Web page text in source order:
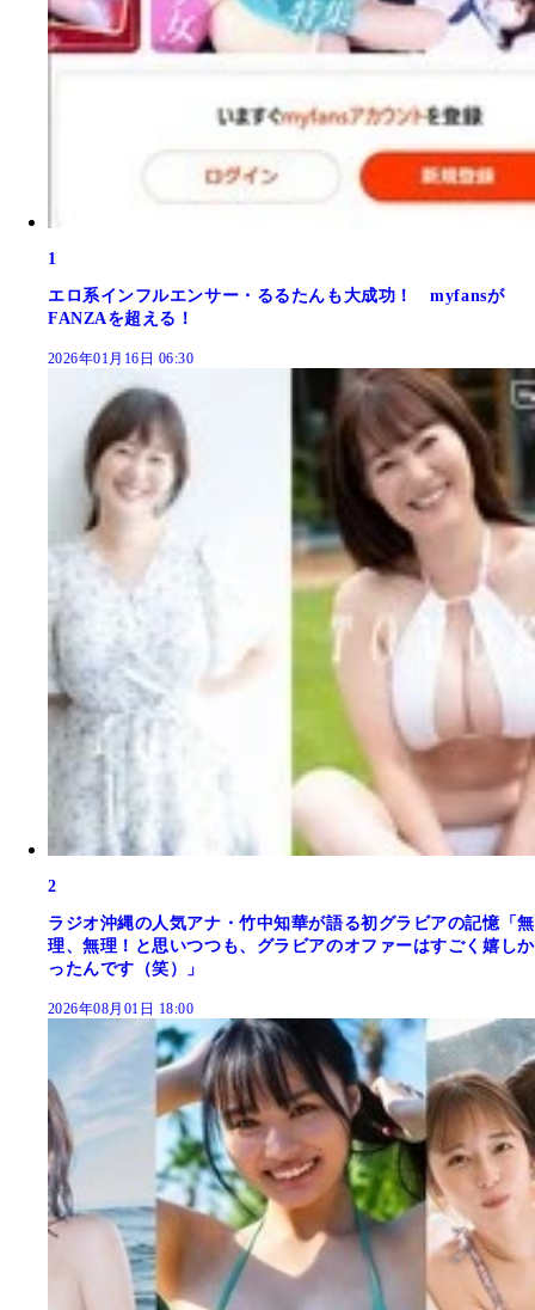
1
エロ系インフルエンサー・るるたんも大成功！ myfansが
FANZAを超える！
2026年01月16日 06:30
2
ラジオ沖縄の人気アナ・竹中知華が語る初グラビアの記憶「無
理、無理！と思いつつも、グラビアのオファーはすごく嬉しか
ったんです（笑）」
2026年08月01日 18:00